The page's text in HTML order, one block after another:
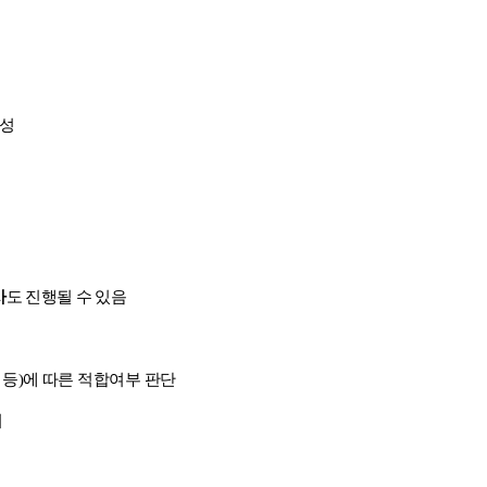
도 진행될 수 있음
)에 따른 적합여부 판단